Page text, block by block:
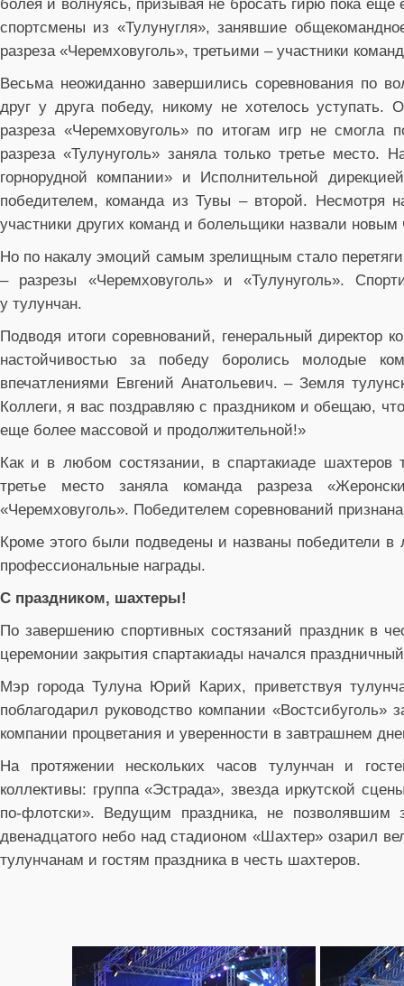
болея и волнуясь, призывая не бросать гирю пока
спортсмены из «Тулунугля», занявшие
разреза «Черемховуголь», третьими – участники
Весьма неожиданно завершились соревнования по
друг у друга победу, никому не хотелось
разреза «Черемховуголь» по итогам игр не смогла
разреза «Тулунуголь» заняла только третье место.
горнорудной компании» и Исполнительной
победителем, команда из Тувы – второй. Несмотря
участники других команд и болельщики назвали
Но по накалу эмоций самым зрелищным стало
– разрезы «Черемховуголь» и «Тулунуголь».
у тулунчан.
Подводя итоги соревнований, генеральный директор
настойчивостью за победу боролись молодые
впечатлениями Евгений Анатольевич. – Земля
Коллеги, я вас поздравляю с праздником и обещаю,
еще более массовой и продолжительной!»
Как и в любом состязании, в спартакиаде
третье место заняла команда разреза
«Черемховуголь». Победителем соревнований
Кроме этого были подведены и названы победители
профессиональные награды.
С праздником, шахтеры!
По завершению спортивных состязаний праздник в
церемонии закрытия спартакиады начался праздничный
Мэр города Тулуна Юрий Карих, приветствуя
поблагодарил руководство компании
компании процветания и уверенности в завтрашнем
На протяжении нескольких часов тулунчан и
коллективы: группа «Эстрада», звезда иркутской
по-флотски». Ведущим праздника, не позволявшим
двенадцатого небо над стадионом «Шахтер» озарил
тулунчанам и гостям праздника в честь шахтеров.